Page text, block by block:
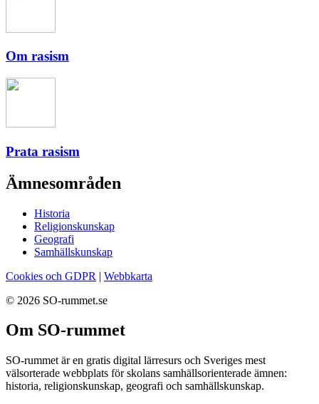
Om rasism
Prata rasism
Ämnesområden
Historia
Religionskunskap
Geografi
Samhällskunskap
Cookies och GDPR | Webbkarta
© 2026 SO-rummet.se
Om SO-rummet
SO-rummet är en gratis digital lärresurs och Sveriges mest
välsorterade webbplats för skolans samhällsorienterade ämnen:
historia, religionskunskap, geografi och samhällskunskap.